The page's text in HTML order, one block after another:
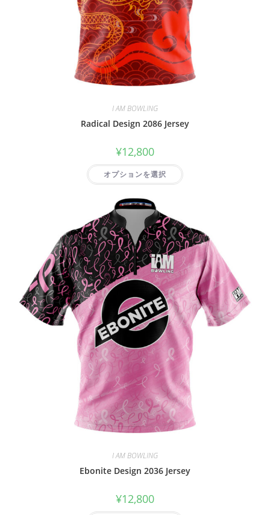
I AM BOWLING
Radical Design 2086 Jersey
¥12,800
オプションを選択
I AM BOWLING
Ebonite Design 2036 Jersey
¥12,800